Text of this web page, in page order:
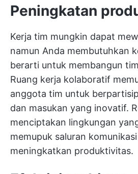
Peningkatan
Kerja tim mungkin dapat
namun Anda membutuhkan
berarti untuk membangun
Ruang kerja kolaboratif
anggota tim untuk
dan masukan yang inovatif.
menciptakan lingkungan
memupuk saluran
meningkatkan produktivitas.